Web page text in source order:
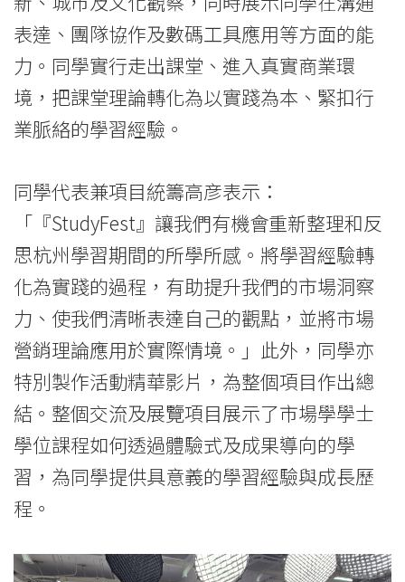
港
浸
會
大
表達、團隊協作及數碼工具應用等方面的能
力。同學實行走出課堂、進入真實商業環
境，把課堂理論轉化為以實踐為本、緊扣行
業脈絡的學習經驗。
同學代表兼項目統籌高彦表示：
「『StudyFest』讓我們有機會重新整理和反
思杭州學習期間的所學所感。將學習經驗轉
化為實踐的過程，有助提升我們的市場洞察
力、使我們清晰表達自己的觀點，並將市場
營銷理論應用於實際情境。」此外，同學亦
特別製作活動精華影片，為整個項目作出總
結。整個交流及展覽項目展示了市場學學士
學位課程如何透過體驗式及成果導向的學
習，為同學提供具意義的學習經驗與成長歷
程。